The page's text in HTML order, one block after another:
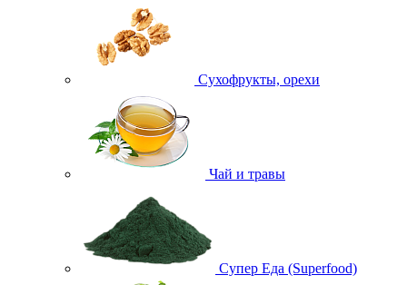
Сухофрукты, орехи
Чай и травы
Супер Еда (Superfood)